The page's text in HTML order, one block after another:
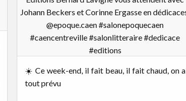
☀️ Ce week-end, il fait beau, il fait chaud, on a
tout prévu